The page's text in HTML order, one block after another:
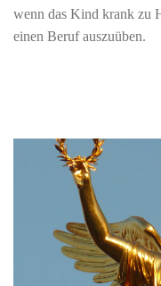
wenn das Kind krank zu
einen Beruf auszuüben.